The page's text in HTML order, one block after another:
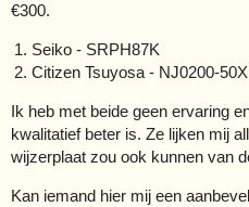
€300.
Seiko - SRPH87K
Citizen Tsuyosa - NJ0200-50X
Ik heb met beide geen ervaring
kwalitatief beter is. Ze lijken mij
wijzerplaat zou ook kunnen van
Kan iemand hier mij een